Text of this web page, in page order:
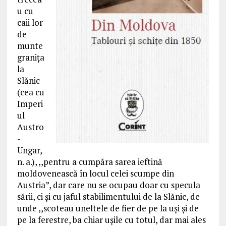
u cu
caii lor
de
munte
granița
la
Slănic
(cea cu
Imperi
ul
Austro
-
Ungar,
n. a.), ,,pentru a cumpăra sarea ieftină
moldovenească în locul celei scumpe din
Austria”, dar care nu se ocupau doar cu specula
sării, ci și cu jaful stabilimentului de la Slănic, de
unde ,,scoteau uneltele de fier de pe la uși și de
pe la ferestre, ba chiar ușile cu totul, dar mai ales